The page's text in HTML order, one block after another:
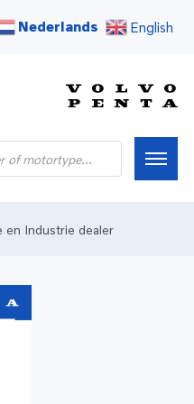
Nederlands English
en Industrie dealer